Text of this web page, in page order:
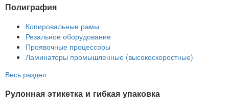
Полиграфия
Копировальные рамы
Резальное оборудование
Проявочные процессоры
Ламинаторы промышленные (высокоскоростные)
Весь раздел
Рулонная этикетка и гибкая упаковка